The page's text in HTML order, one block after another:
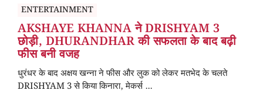
ENTERTAINMENT
AKSHAYE KHANNA ने DRISHYAM 3
छोड़ी, DHURANDHAR की सफलता के बाद बढ़ी
फीस बनी वजह
धुरंधर के बाद अक्षय खन्ना ने फीस और लुक को लेकर मतभेद के चलते
DRISHYAM 3 से किया किनारा, मेकर्स ...